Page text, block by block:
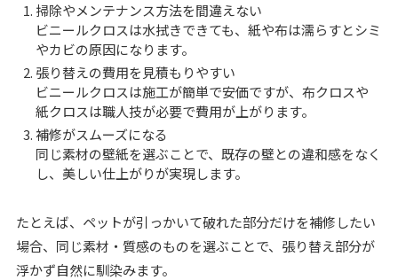
掃除やメンテナンス方法を間違えない
ビニールクロスは水拭きできても、紙や布は濡らすとシミ
やカビの原因になります。
張り替えの費用を見積もりやすい
ビニールクロスは施工が簡単で安価ですが、布クロスや
紙クロスは職人技が必要で費用が上がります。
補修がスムーズになる
同じ素材の壁紙を選ぶことで、既存の壁との違和感をなく
し、美しい仕上がりが実現します。
たとえば、ペットが引っかいて破れた部分だけを補修したい
場合、同じ素材・質感のものを選ぶことで、張り替え部分が
浮かず自然に馴染みます。